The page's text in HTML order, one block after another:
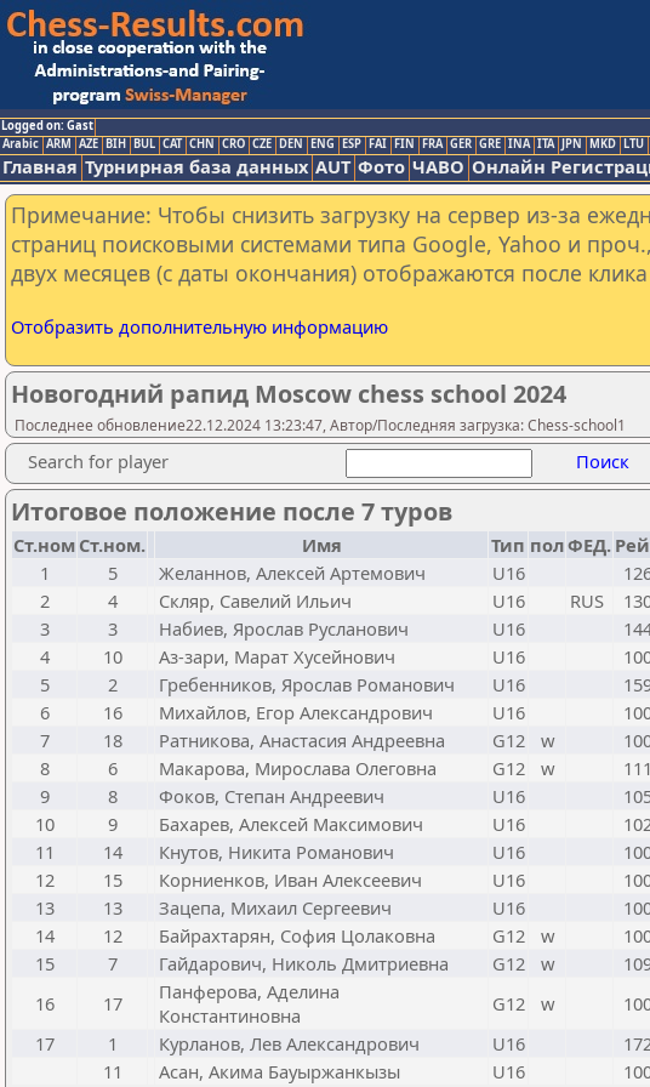
Logged on: Gast
Arabic ARM AZE BIH BUL CAT CHN CRO CZE DEN ENG ESP FAI FIN FRA GER GRE INA ITA JPN MKD LTU
Главная Турнирная база данных AUT Фото ЧАВО Онлайн
Примечание: Чтобы снизить загрузку на сервер из-за
страниц поисковыми системами типа Google, Yahoo и
двух месяцев (с даты окончания) отображаются после
Отобразить дополнительную информацию
Новогодний рапид Moscow chess school 2024
Последнее обновление22.12.2024 13:23:47, Автор/Последняя загрузка: Chess-school1
Search for player Поиск
Итоговое положение после 7 туров
Ст.ном Ст.ном. Имя Тип полФЕД.
1
5 Желаннов, Алексей Артемович U16
2
4 Скляр, Савелий Ильич U16 RUS
3
3 Набиев, Ярослав Русланович U16
4
10 Аз-зари, Марат Хусейнович U16
5
2 Гребенников, Ярослав Романович U16
6
16 Михайлов, Егор Александрович U16
7
18 Ратникова, Анастасия Андреевна G12 w
8
6 Макарова, Мирослава Олеговна G12 w
9
8 Фоков, Степан Андреевич U16
10
9 Бахарев, Алексей Максимович U16
11
14 Кнутов, Никита Романович U16
12
15 Корниенков, Иван Алексеевич U16
13
13 Зацепа, Михаил Сергеевич U16
14
12 Байрахтарян, София Цолаковна G12 w
15
7 Гайдарович, Николь Дмитриевна G12 w
16
17
Панферова, Аделина
Константиновна
G12 w
17
1 Курланов, Лев Александрович U16
11
Асан, Акима Бауыржанкызы U16